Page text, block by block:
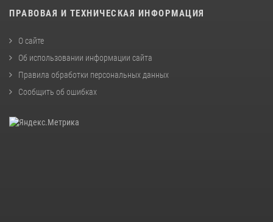
ПРАВОВАЯ И ТЕХНИЧЕСКАЯ ИНФОРМАЦИЯ
О сайте
Об использовании информации сайта
Правила обработки персональных данных
Сообщить об ошибках